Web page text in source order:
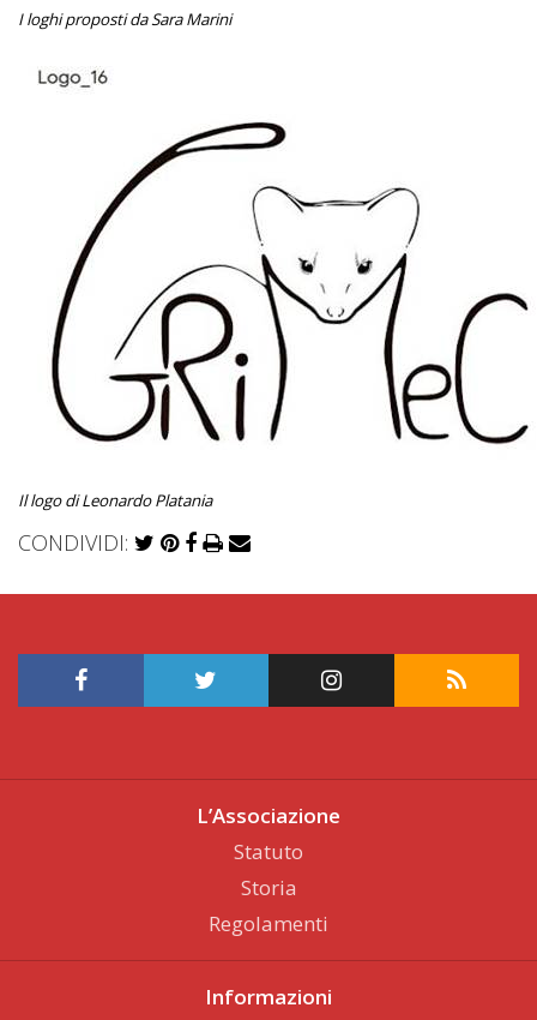
I loghi proposti da Sara Marini
Il logo di Leonardo Platania
CONDIVIDI:
L’Associazione
Statuto
Storia
Regolamenti
Informazioni